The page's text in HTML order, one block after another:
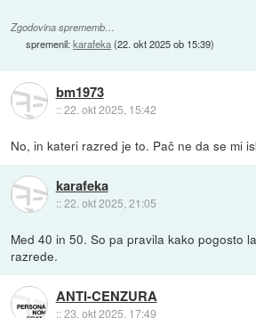
Zgodovina sprememb…
spremenil:karafeka(22. okt 2025 ob 15:39)
bm1973
::22. okt 2025, 15:42
No, in kateri razred je to. Pač ne da se mi
karafeka
::22. okt 2025, 21:05
Med 40 in 50. So pa pravila kako pogosto
razrede.
ANTI-CENZURA
::23. okt 2025, 17:49